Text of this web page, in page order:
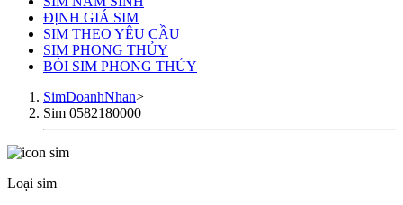
ĐỊNH GIÁ SIM
SIM THEO YÊU CẦU
SIM PHONG THỦY
BÓI SIM PHONG THỦY
SimDoanhNhan>
Sim 0582180000
Loại sim